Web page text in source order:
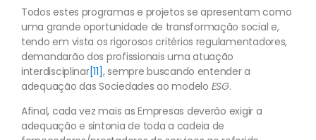
Todos estes programas e projetos se apresentam como
uma grande oportunidade de transformação social e,
tendo em vista os rigorosos critérios regulamentadores,
demandarão dos profissionais uma atuação
interdisciplinar[11], sempre buscando entender a
adequação das Sociedades ao modelo ESG.
Afinal, cada vez mais as Empresas deverão exigir a
adequação e sintonia de toda a cadeia de